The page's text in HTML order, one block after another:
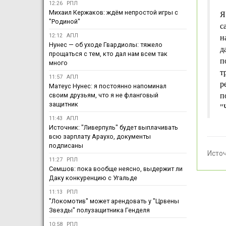
Я
12:26 РПЛ
Михаил Кержаков: ждём непростой игры с
"Родиной"
12:12 АПЛ
Нунес — об уходе Гвардиолы: тяжело
прощаться с тем, кто дал нам всем так
много
11:57 АПЛ
Матеус Нунес: я постоянно напоминал
своим друзьям, что я не фланговый
защитник
11:43 АПЛ
Источник: "Ливерпуль" будет выплачивать
всю зарплату Араухо, документы
подписаны
11:27 РПЛ
Семшов: пока вообще неясно, выдержит ли
Даку конкуренцию с Угальде
11:13 РПЛ
"Локомотив" может арендовать у "Црвены
Звезды" полузащитника Генделя
10:58 РПЛ